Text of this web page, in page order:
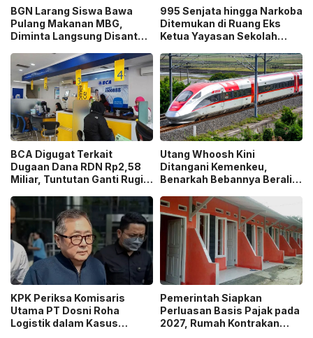
BGN Larang Siswa Bawa
Pulang Makanan MBG,
Diminta Langsung Disantap
995 Senjata hingga Narkoba
Ditemukan di Ruang Eks
Ketua Yayasan Sekolah
Ekskul Menembak!
BCA Digugat Terkait
Dugaan Dana RDN Rp2,58
Miliar, Tuntutan Ganti Rugi
Utang Whoosh Kini
Ditangani Kemenkeu,
Benarkah Bebannya Beralih
KPK Periksa Komisaris
Utama PT Dosni Roha
Logistik dalam Kasus
Pemerintah Siapkan
Perluasan Basis Pajak pada
2027, Rumah Kontrakan